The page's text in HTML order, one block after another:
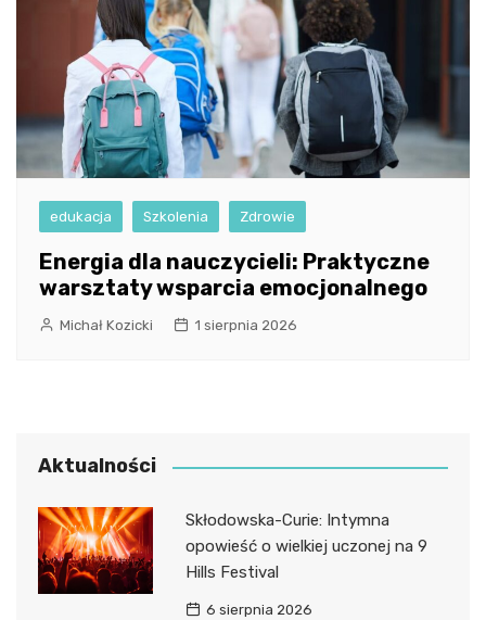
edukacja Szkolenia Zdrowie
Energia dla nauczycieli: Praktyczne
warsztaty wsparcia emocjonalnego
Michał Kozicki 1 sierpnia 2026
Aktualności
Skłodowska-Curie: Intymna
opowieść o wielkiej uczonej na 9
Hills Festival
6 sierpnia 2026